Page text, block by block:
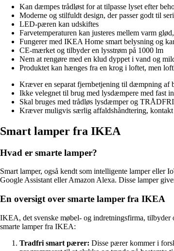
Kan dæmpes trådløst for at tilpasse lyset efter
Moderne og stilfuldt design, der passer godt til
LED-pæren kan udskiftes
Farvetemperaturen kan justeres mellem varm
Fungerer med IKEA Home smart belysning og
CE-mærket og tilbyder en lysstrøm på 1000 lm
Nem at rengøre med en klud dyppet i vand og
Produktet kan hænges fra en krog i loftet, men
Kræver en separat fjernbetjening til dæmpning af
Ikke velegnet til brug med lysdæmpere med fast
Skal bruges med trådløs lysdæmper og
Kræver muligvis særlig affaldshåndtering,
Smart lamper fra IKEA
Hvad er smarte lamper?
Smart lamper, også kendt som intelligente lamper eller
Google Assistant eller Amazon Alexa. Disse lamper
En oversigt over smarte lamper fra IKEA
IKEA, det svenske møbel- og indretningsfirma, tilbyder
smarte lamper fra IKEA:
Tradfri smart pærer: Disse pærer kommer i